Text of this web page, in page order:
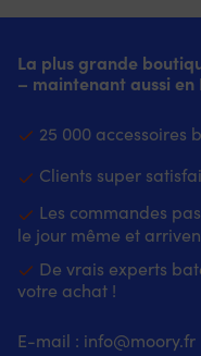
La plus grande
– maintenant aussi en
25 000 accessoires
Clients super
Les commandes
le jour même et
De vrais experts
votre achat !
E-mail : info@moory.fr